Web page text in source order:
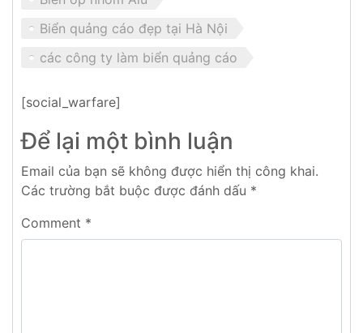
Biển quảng cáo đẹp tại Hà Nội
các công ty làm biển quảng cáo
[social_warfare]
Để lại một bình luận
Email của bạn sẽ không được hiển thị công khai.
Các trường bắt buộc được đánh dấu *
Comment *